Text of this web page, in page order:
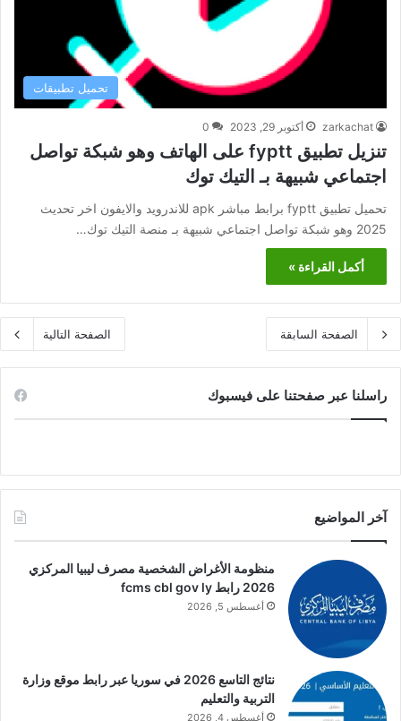
تحميل تطبيقات
zarkachat أكتوبر 29, 2023 0
تنزيل تطبيق fyptt على الهاتف وهو شبكة تواصل
اجتماعي شبيهة بـ التيك توك
تحميل تطبيق fyptt برابط مباشر apk للاندرويد والايفون اخر تحديث
2025 وهو شبكة تواصل اجتماعي شبيهة بـ منصة التيك توك…
أكمل القراءة »
الصفحة السابقة الصفحة التالية
راسلنا عبر صفحتنا على فيسبوك
آخر المواضيع
منظومة الأغراض الشخصية مصرف ليبيا المركزي
2026 رابط fcms cbl gov ly
أغسطس 5, 2026
نتائج التاسع 2026 في سوريا عبر رابط موقع وزارة
التربية والتعليم
أغسطس 4, 2026